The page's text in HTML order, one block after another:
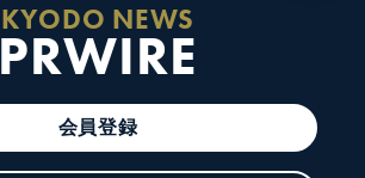
KYODO NEWS
PRWIRE
会員登録